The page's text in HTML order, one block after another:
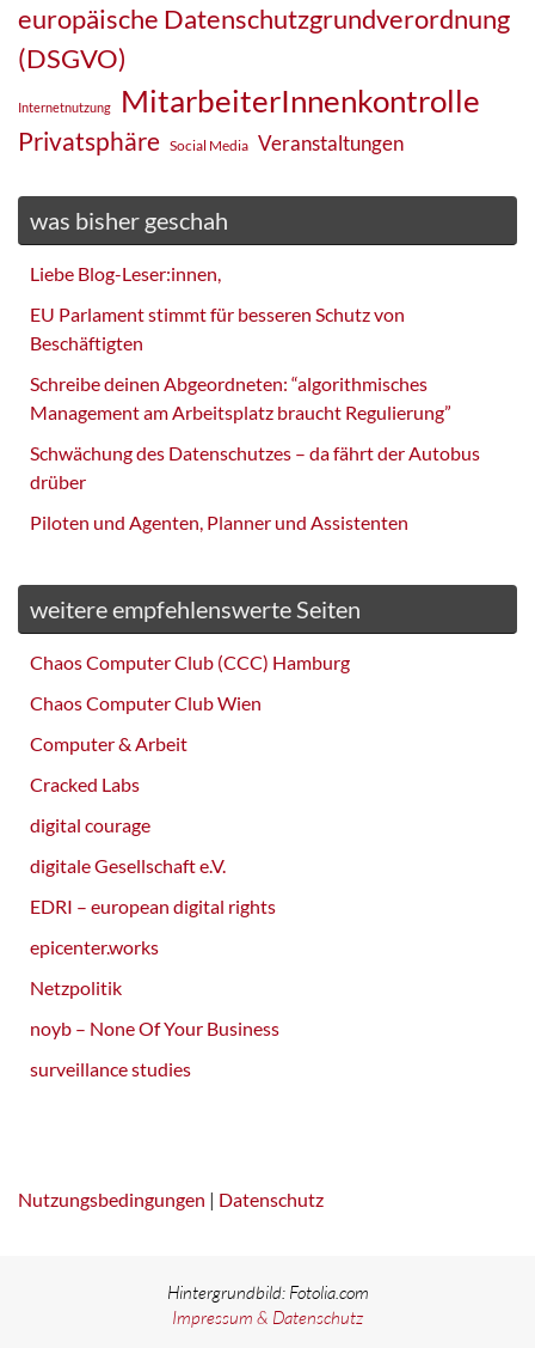
europäische Datenschutzgrundverordnung
(DSGVO)
Internetnutzung MitarbeiterInnenkontrolle
Privatsphäre Social Media Veranstaltungen
was bisher geschah
Liebe Blog-Leser:innen,
EU Parlament stimmt für besseren Schutz von
Beschäftigten
Schreibe deinen Abgeordneten: “algorithmisches
Management am Arbeitsplatz braucht Regulierung”
Schwächung des Datenschutzes – da fährt der Autobus
drüber
Piloten und Agenten, Planner und Assistenten
weitere empfehlenswerte Seiten
Chaos Computer Club (CCC) Hamburg
Chaos Computer Club Wien
Computer & Arbeit
Cracked Labs
digital courage
digitale Gesellschaft e.V.
EDRI – european digital rights
epicenter.works
Netzpolitik
noyb – None Of Your Business
surveillance studies
Nutzungsbedingungen | Datenschutz
Hintergrundbild: Fotolia.com
Impressum & Datenschutz